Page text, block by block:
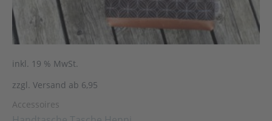
inkl. 19 % MwSt.
zzgl. Versand ab 6,95
Accessoires